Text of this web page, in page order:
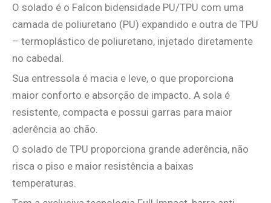
O solado é o Falcon bidensidade PU/TPU com uma
camada de poliuretano (PU) expandido e outra de TPU
– termoplástico de poliuretano, injetado diretamente
no cabedal.
Sua entressola é macia e leve, o que proporciona
maior conforto e absorção de impacto. A sola é
resistente, compacta e possui garras para maior
aderência ao chão.
O solado de TPU proporciona grande aderência, não
risca o piso e maior resistência a baixas
temperaturas.